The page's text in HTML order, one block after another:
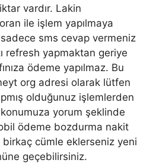
vardır. Lakin
ile işlem yapılmaya
sadece sms cevap vermeniz
refresh yapmaktan geriye
ödeme yapılmaz. Bu
org adresi olarak lütfen
olduğunuz işlemlerden
yorum şeklinde
ödeme bozdurma nakit
birkaç cümle eklerseniz yeni
geçebilirsiniz.